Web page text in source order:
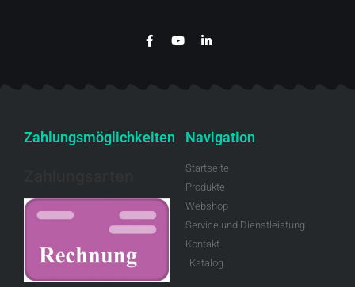
Zahlungsmöglichkeiten Navigation
Startseite
Produkte
Webshop
Service und Dienstleistung
Kontakt
Katalog